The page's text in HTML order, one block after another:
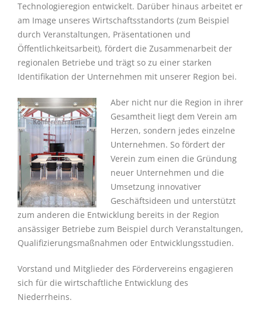
Technologieregion entwickelt. Darüber hinaus arbeitet er
am Image unseres Wirtschaftsstandorts (zum Beispiel
durch Veranstaltungen, Präsentationen und
Öffentlichkeitsarbeit), fördert die Zusammenarbeit der
regionalen Betriebe und trägt so zu einer starken
Identifikation der Unternehmen mit unserer Region bei.
Aber nicht nur die Region in ihrer
Gesamtheit liegt dem Verein am
Herzen, sondern jedes einzelne
Unternehmen. So fördert der
Verein zum einen die Gründung
neuer Unternehmen und die
Umsetzung innovativer
Geschäftsideen und unterstützt
zum anderen die Entwicklung bereits in der Region
ansässiger Betriebe zum Beispiel durch Veranstaltungen,
Qualifizierungsmaßnahmen oder Entwicklungsstudien.
Vorstand und Mitglieder des Fördervereins engagieren
sich für die wirtschaftliche Entwicklung des
Niederrheins.